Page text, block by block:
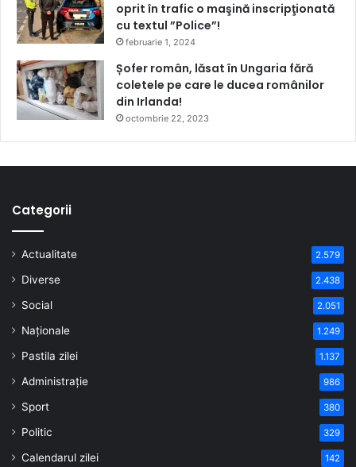
oprit în trafic o maşină inscripţionată
cu textul ”Police”!
februarie 1, 2024
Șofer român, lăsat în Ungaria fără
coletele pe care le ducea românilor
din Irlanda!
octombrie 22, 2023
Categorii
Actualitate 2.579
Diverse 2.438
Social 2.051
Naționale 1.249
Pastila zilei 1.137
Administrație 986
Sport 380
Politic 329
Calendarul zilei 142